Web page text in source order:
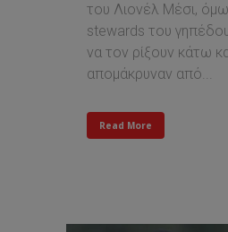
του Λιονέλ Μέσι,
stewards του
να τον ρίξουν κάτω
απομάκρυναν από...
Read More